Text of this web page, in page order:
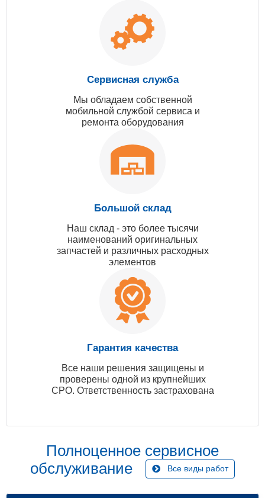
Сервисная служба
Мы обладаем собственной
мобильной службой сервиса и
ремонта оборудования
Большой склад
Наш склад - это более тысячи
наименований оригинальных
запчастей и различных расходных
элементов
Гарантия качества
Все наши решения защищены и
проверены одной из крупнейших
СРО. Ответственность застрахована
Полноценное сервисное
обслуживание
Все виды работ